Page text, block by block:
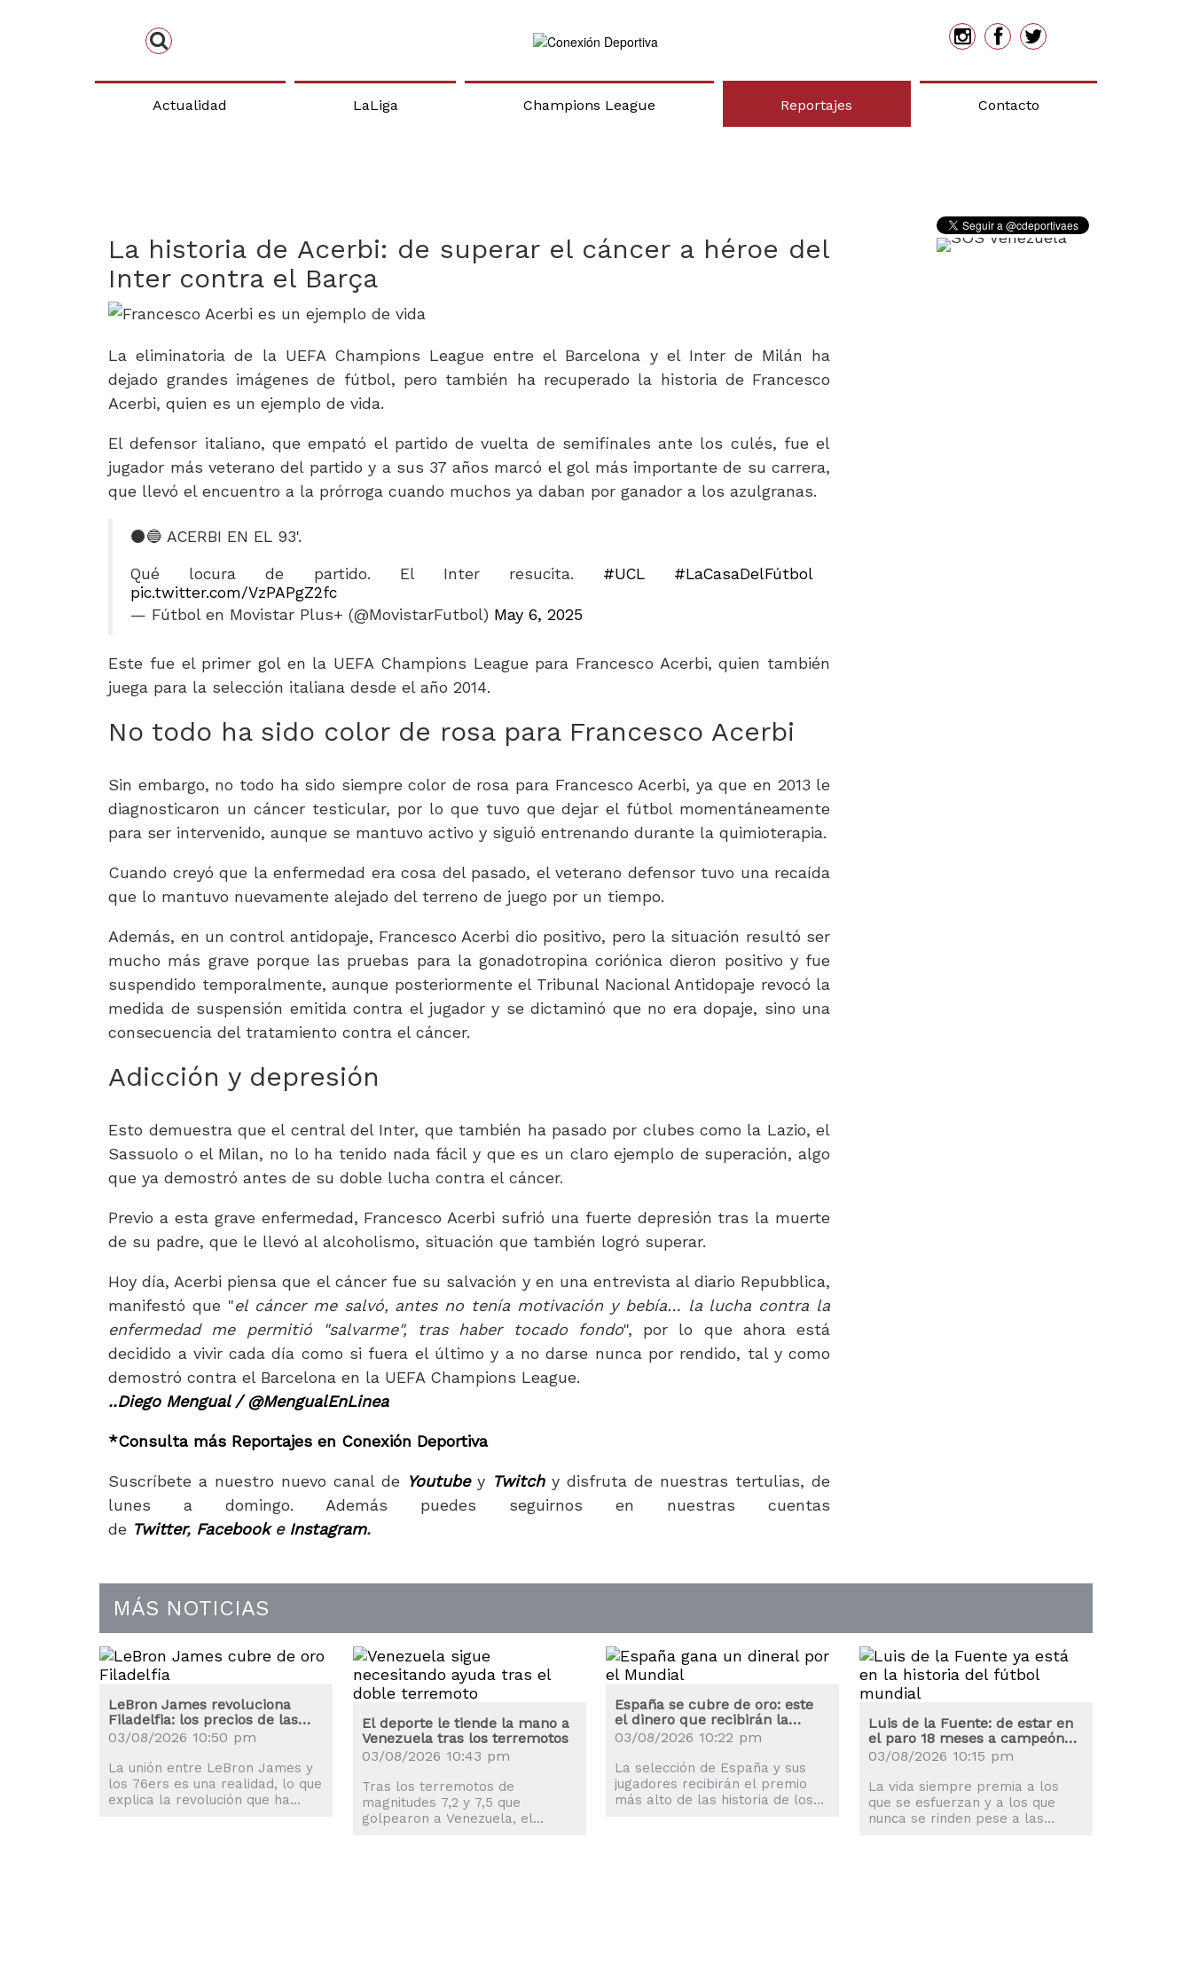
Actualidad LaLiga Champions League Reportajes Contacto
La historia de Acerbi: de superar el cáncer a héroe del
Inter contra el Barça
La eliminatoria de la UEFA Champions League entre el Barcelona y el Inter de Milán ha
dejado grandes imágenes de fútbol, pero también ha recuperado la historia de Francesco
Acerbi, quien es un ejemplo de vida.
El defensor italiano, que empató el partido de vuelta de semifinales ante los culés, fue el
jugador más veterano del partido y a sus 37 años marcó el gol más importante de su carrera,
que llevó el encuentro a la prórroga cuando muchos ya daban por ganador a los azulgranas.
⚫️🔵 ACERBI EN EL 93'.
Qué locura de partido. El Inter resucita. #UCL
#LaCasaDelFútbol
pic.twitter.com/VzPAPgZ2fc
— Fútbol en Movistar Plus+ (@MovistarFutbol) May 6, 2025
Este fue el primer gol en la UEFA Champions League para Francesco Acerbi, quien también
juega para la selección italiana desde el año 2014.
No todo ha sido color de rosa para Francesco Acerbi
Sin embargo, no todo ha sido siempre color de rosa para Francesco Acerbi, ya que en 2013 le
diagnosticaron un cáncer testicular, por lo que tuvo que dejar el fútbol momentáneamente
para ser intervenido, aunque se mantuvo activo y siguió entrenando durante la quimioterapia.
Cuando creyó que la enfermedad era cosa del pasado, el veterano defensor tuvo una recaída
que lo mantuvo nuevamente alejado del terreno de juego por un tiempo.
Además, en un control antidopaje, Francesco Acerbi dio positivo, pero la situación resultó ser
mucho más grave porque las pruebas para la gonadotropina coriónica dieron positivo y fue
suspendido temporalmente, aunque posteriormente el Tribunal Nacional Antidopaje revocó la
medida de suspensión emitida contra el jugador y se dictaminó que no era dopaje, sino una
consecuencia del tratamiento contra el cáncer.
Adicción y depresión
Esto demuestra que el central del Inter, que también ha pasado por clubes como la Lazio, el
Sassuolo o el Milan, no lo ha tenido nada fácil y que es un claro ejemplo de superación, algo
que ya demostró antes de su doble lucha contra el cáncer.
Previo a esta grave enfermedad, Francesco Acerbi sufrió una fuerte depresión tras la muerte
de su padre, que le llevó al alcoholismo, situación que también logró superar.
Hoy día, Acerbi piensa que el cáncer fue su salvación y en una entrevista al diario Repubblica,
manifestó que "el cáncer me salvó, antes no tenía motivación y bebía… la lucha contra la
enfermedad me permitió "salvarme", tras haber tocado fondo", por lo que ahora está
decidido a vivir cada día como si fuera el último y a no darse nunca por rendido, tal y como
demostró contra el Barcelona en la UEFA Champions League.
..Diego Mengual / @MengualEnLinea
*Consulta más Reportajes en Conexión Deportiva
Suscríbete a nuestro nuevo canal de Youtubey Twitchy disfruta de nuestras tertulias, de
lunes a domingo. Además puedes seguirnos en nuestras cuentas
de Twitter, Facebooke Instagram.
MÁS NOTICIAS
LeBron James revoluciona
Filadelfia: los precios de las
entradas se disparan
03/08/2026 10:50 pm
La unión entre LeBron James y
los 76ers es una realidad, lo que
explica la revolución que ha
El deporte le tiende la mano a
Venezuela tras los terremotos
03/08/2026 10:43 pm
Tras los terremotos de
magnitudes 7,2 y 7,5 que
golpearon a Venezuela, el
España se cubre de oro: este
el dinero que recibirán la
selección y los jugadores
03/08/2026 10:22 pm
La selección de España y sus
jugadores recibirán el premio
más alto de las historia de los
Luis de la Fuente: de estar en
el paro 18 meses a campeón
del mundo
03/08/2026 10:15 pm
La vida siempre premia a los
que se esfuerzan y a los que
nunca se rinden pese a las